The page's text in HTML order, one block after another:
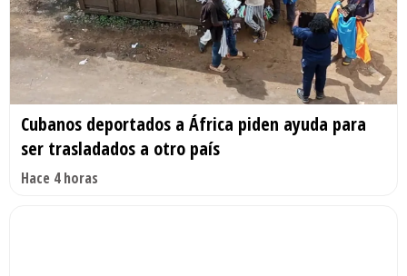
Cubanos deportados a África piden ayuda para
ser trasladados a otro país
Hace 4 horas